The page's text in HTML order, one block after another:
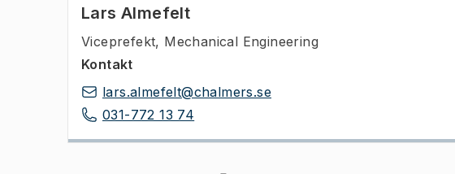
Lars Almefelt
Viceprefekt, Mechanical Engineering
Kontakt
lars.almefelt@chalmers.se
031-772 13 74